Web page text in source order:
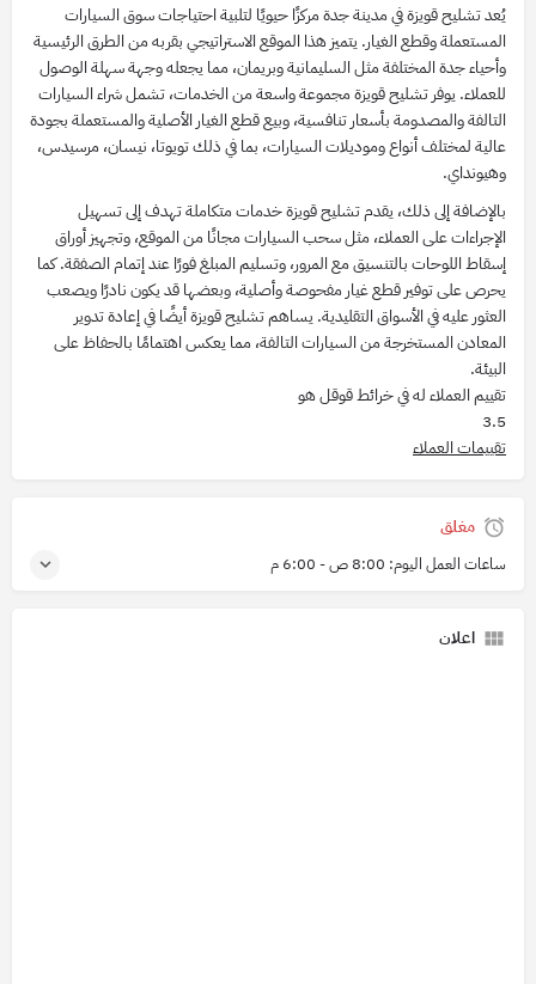
يُعد تشليح قويزة في مدينة جدة مركزًا حيويًا لتلبية احتياجات سوق السيارات
المستعملة وقطع الغيار. يتميز هذا الموقع الاستراتيجي بقربه من الطرق الرئيسية
وأحياء جدة المختلفة مثل السليمانية وبريمان، مما يجعله وجهة سهلة الوصول
للعملاء. يوفر تشليح قويزة مجموعة واسعة من الخدمات، تشمل شراء السيارات
التالفة والمصدومة بأسعار تنافسية، وبيع قطع الغيار الأصلية والمستعملة بجودة
عالية لمختلف أنواع وموديلات السيارات، بما في ذلك تويوتا، نيسان، مرسيدس،
وهيونداي.
بالإضافة إلى ذلك، يقدم تشليح قويزة خدمات متكاملة تهدف إلى تسهيل
الإجراءات على العملاء، مثل سحب السيارات مجانًا من الموقع، وتجهيز أوراق
إسقاط اللوحات بالتنسيق مع المرور، وتسليم المبلغ فورًا عند إتمام الصفقة. كما
يحرص على توفير قطع غيار مفحوصة وأصلية، وبعضها قد يكون نادرًا ويصعب
العثور عليه في الأسواق التقليدية. يساهم تشليح قويزة أيضًا في إعادة تدوير
المعادن المستخرجة من السيارات التالفة، مما يعكس اهتمامًا بالحفاظ على
البيئة.
تقييم العملاء له في خرائط قوقل هو
3.5
تقييمات العملاء
مغلق
ساعات العمل اليوم: 8:00 ص - 6:00 م
اعلان